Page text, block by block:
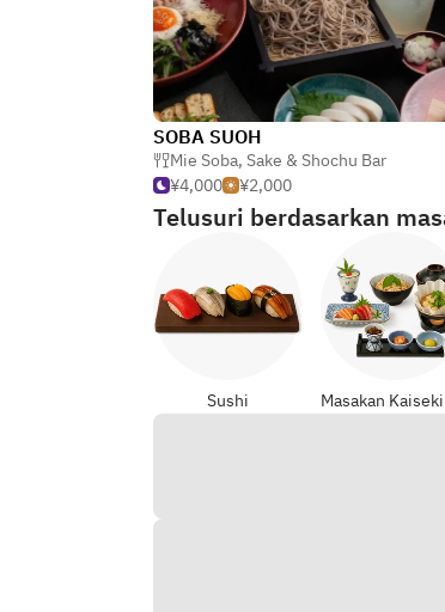
SOBA SUOH
Mie Soba, Sake & Shochu Bar
¥4,000
¥2,000
Telusuri berdasarkan
Sushi